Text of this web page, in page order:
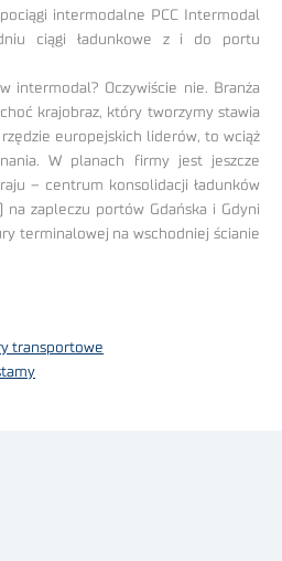
intermodalne PCC Intermodal
ciągi ładunkowe z i do portu
intermodal? Oczywiście nie. Branża
krajobraz, który tworzymy stawia
europejskich liderów, to wciąż
W planach firmy jest jeszcze
– centrum konsolidacji ładunków
na zapleczu portów Gdańska i Gdyni
terminalowej na wschodniej ścianie
transportowe